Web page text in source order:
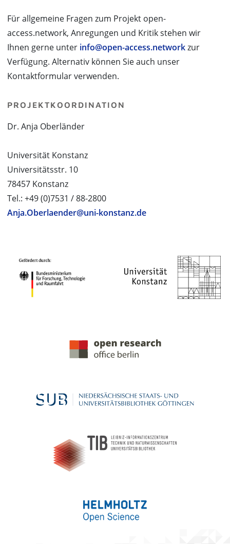
Für allgemeine Fragen zum Projekt open-
access.network, Anregungen und Kritik stehen wir
Ihnen gerne unter info@open-access.networkzur
Verfügung. Alternativ können Sie auch unser
Kontaktformular verwenden.
PROJEKTKOORDINATION
Dr. Anja Oberländer
Universität Konstanz
Universitätsstr. 10
78457 Konstanz
Tel.: +49 (0)7531 / 88-2800
Anja.Oberlaender@uni-konstanz.de